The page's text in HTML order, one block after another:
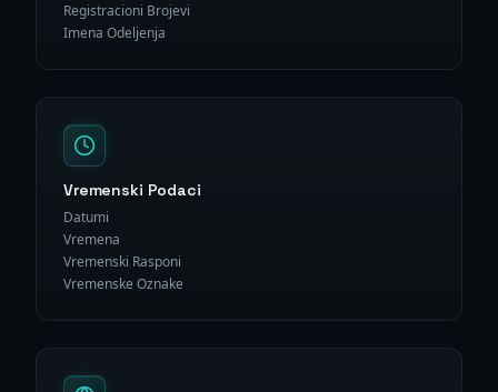
Registracioni Brojevi
Imena Odeljenja
Vremenski Podaci
Datumi
Vremena
Vremenski Rasponi
Vremenske Oznake